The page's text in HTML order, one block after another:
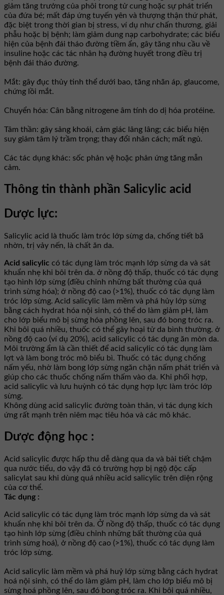
giảm tăng trưởng của phôi trong tử cung hoặc sự phát triển
của đứa bé; mất đáp ứng tuyến yên và thượng thận thứ phát,
đặc biệt trong thời gian bị stress, ví dụ như chấn thương, giải
phẫu hoặc bị bệnh; làm giảm dung nạp carbohydrate; các biểu
hiện của bệnh đái tháo đường tiềm ẩn, gây tăng nhu cầu về
insuline hoặc các tác nhân hạ đường huyết trong điều trị
bệnh đái tháo đường.
Mắt: gây đục thủy tinh thể dưới bao, tăng nhãn áp, glaucome,
chứng lồi mắt.
Chuyển hóa: Cân bằng nitrogene âm tính do dị hóa protéine.
Tâm thần: gây sảng khoái, cảm giác lâng lâng; các biểu hiện
suy giảm tâm lý trầm trọng; thay đổi nhân cách; mất ngủ.
Các tác dụng khác: sốc phản vệ hoặc phản ứng tăng mẫn
cảm.
Thông tin thành phần Salicylic acid
Dược lực:
Salicylic acid là thuốc làm tróc lớp sừng da, chống tiết bã
nhờn, trị vảy nến, là chất ăn da.
Acid salicylic có tác dụng làm tróc mạnh lớp sừng da và sát
khuẩn nhẹ khi bôi trên da. ở nồng độ thấp, thuốc có tác dụng
tạo hình lớp sừng (điều chỉnh những bất thường của quá
trình sừng hóa); ở nồng độ cao (>1%), thuốc có tác dụng làm
tróc lớp sừng. Acid salicylic làm mềm và phá hủy lớp sừng
bằng cách hydrat hóa nội sinh, có thể do làm giảm pH, làm
cho lớp biểu mô bị sừng hóa phồng lên, sau đó bong tróc ra.
Khi bôi quá nhiều, thuốc có thể gây hoại tử da bình thường. ở
nồng độ cao (ví dụ 20%), acid salicylic có tác dụng ăn mòn da.
Môi trường ẩm là cần thiết để acid salicylic có tác dụng làm
lợt và làm bong tróc mô biểu bì. Thuốc có tác dụng chống
nấm yếu, nhờ làm bong lớp sừng ngăn chặn nấm phát triển và
giúp cho các thuốc chống nấm thấm vào da. Khi phối hợp,
acid salicylic và lưu huỳnh có tác dụng hợp lực làm tróc lớp
sừng.
Không dùng acid salicylic đường toàn thân, vì tác dụng kích
ứng rất mạnh trên niêm mạc tiêu hóa và các mô khác.
Dược động học :
Acid salicylic được hấp thu dễ dàng qua da và bài tiết chậm
qua nước tiểu, do vậy đã có trường hợp bị ngộ độc cấp
salicylat sau khi dùng quá nhiều acid salicylic trên diện rộng
của cơ thể.
Tác dụng :
Acid salicylic có tác dụng làm tróc mạnh lớp sừng da và sát
khuẩn nhẹ khi bôi trên da. Ở nồng độ thấp, thuốc có tác dụng
tạo hình lớp sừng (điều chỉnh những bất thường của quá
trình sừng hoá), ở nồng độ cao (>1%), thuốc có tác dụng làm
tróc lớp sừng.
Acid salicylic làm mềm và phá huỷ lớp sừng bằng cách hydrat
hoá nội sinh, có thể do làm giảm pH, làm cho lớp biểu mô bị
sừng hoá phồng lên, sau đó bong tróc ra. Khi bôi quá nhiều,